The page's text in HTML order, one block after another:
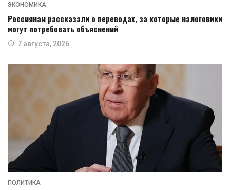
ЭКОНОМИКА
Россиянам рассказали о переводах, за которые налоговики
могут потребовать объяснений
7 августа, 2026
ПОЛИТИКА